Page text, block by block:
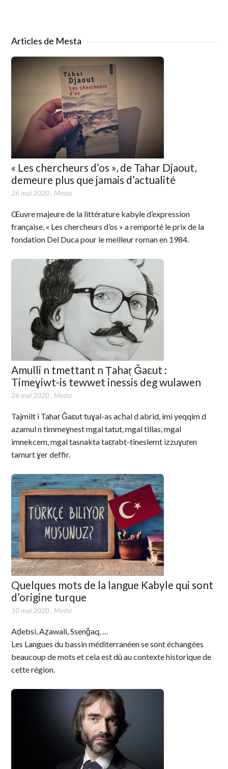
Articles de Mesta
« Les chercheurs d’os », de Tahar Djaout,
demeure plus que jamais d’actualité
26 mai 2020, Mesta
Œuvre majeure de la littérature kabyle d’expression
française, « Les chercheurs d’os » a remporté le prix de la
fondation Del Duca pour le meilleur roman en 1984.
Amulli n tmettant n Ṭahaṛ Ǧaɛut :
Timeɣiwt-is tewwet inessis deg wulawen
26 mai 2020, Mesta
Tajmilt i Tahaṛ Ǧaɛut tuɣal-as acḥal d abrid, imi yeqqim d
azamul n timmeɣnest mgal tatut, mgal tillas, mgal
imnekcem, mgal tasnakta taɛṛabt-tineslemt izzuɣuṛen
tamurt ɣer deffir.
Quelques mots de la langue Kabyle qui sont
d’origine turque
10 mai 2020, Mesta
Aḍebsi, Aẓawali, Ssenǧaq, …
Les Langues du bassin méditerranéen se sont échangées
beaucoup de mots et cela est dû au contexte historique de
cette région.